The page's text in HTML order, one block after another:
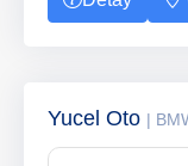
Yucel Oto |